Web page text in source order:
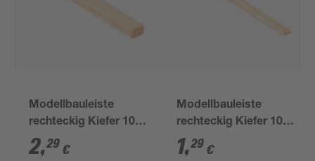
Modellbauleiste
rechteckig Kiefer 100
x 2 x 1 cm
2,29 €
Modellbauleiste
rechteckig Kiefer 100
x 1 x 0,3 cm
1,29 €